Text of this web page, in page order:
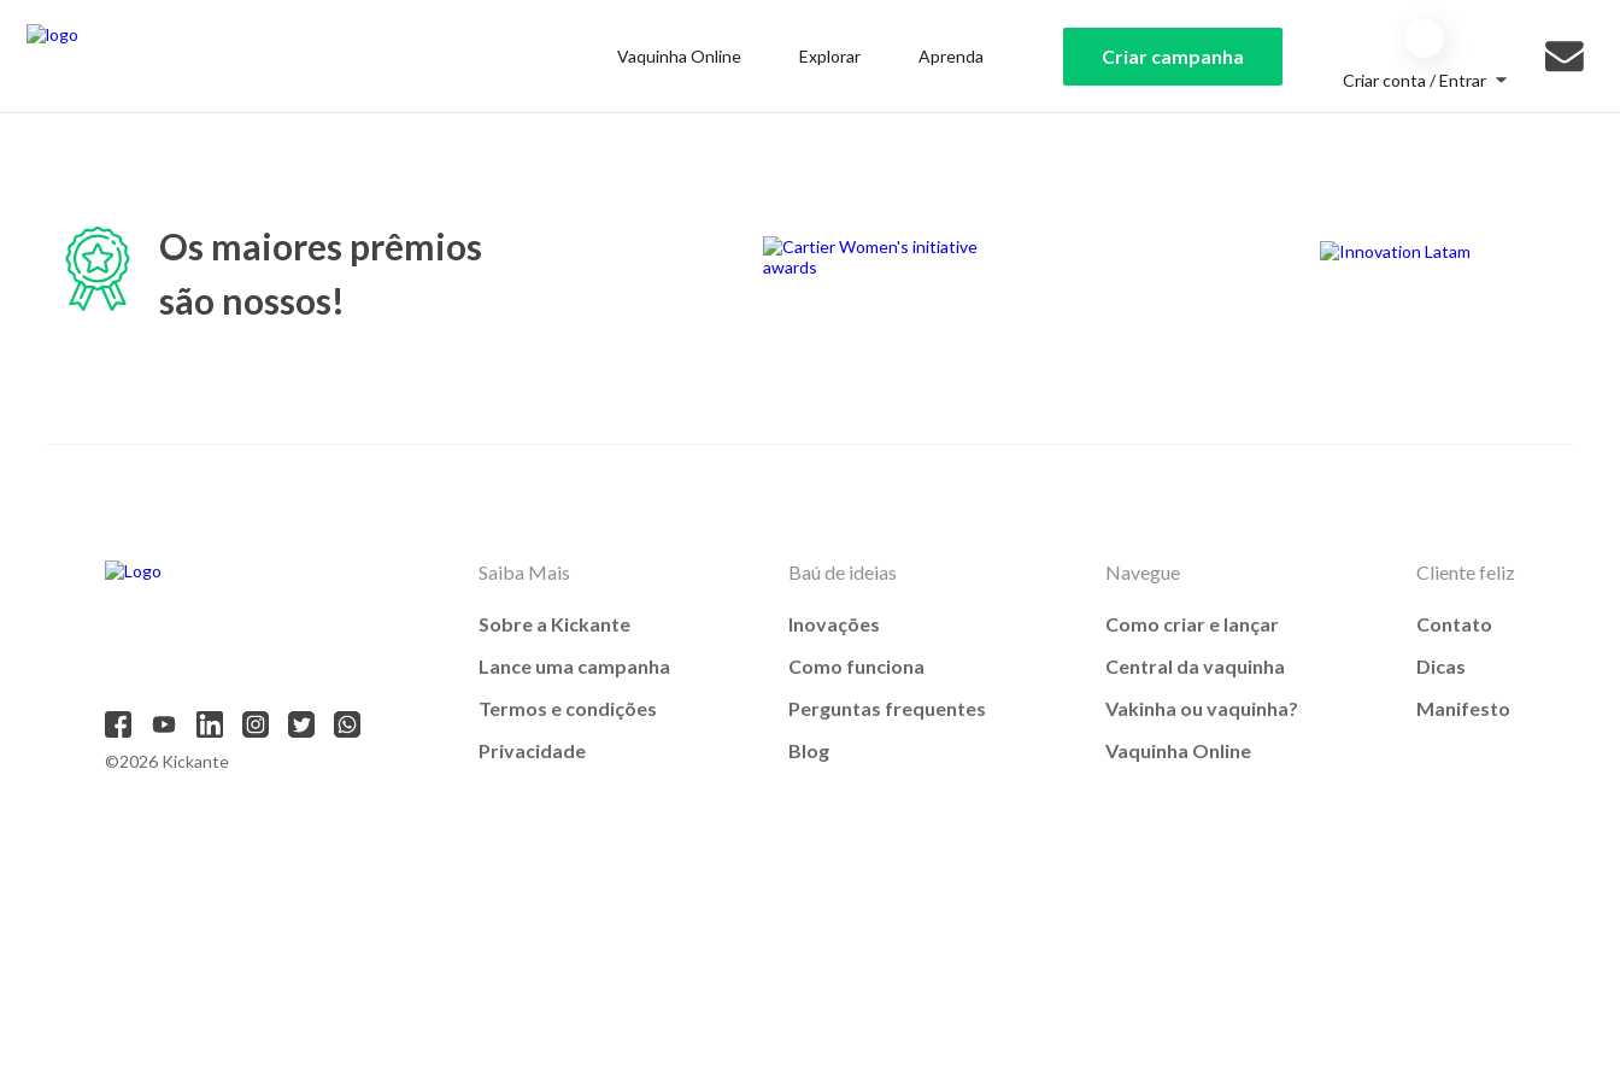
Vaquinha Online Explorar Aprenda Criar campanha
Criar conta / Entrar
Os maiores prêmios
são nossos!
©2026 Kickante
Saiba Mais
Sobre a Kickante
Lance uma campanha
Termos e condições
Privacidade
Baú de ideias
Inovações
Como funciona
Perguntas frequentes
Blog
Navegue
Como criar e lançar
Central da vaquinha
Vakinha ou vaquinha?
Vaquinha Online
Cliente feliz
Contato
Dicas
Manifesto